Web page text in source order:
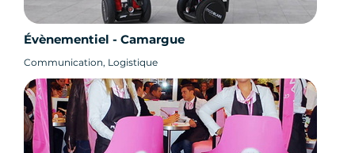
Évènementiel - Camargue
Communication, Logistique